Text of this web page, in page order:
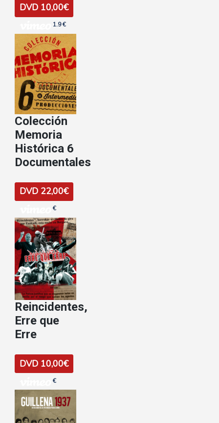
DVD 10,00€
1.9 €
Colección
Memoria
Histórica 6
Documentales
DVD 22,00€
€
Reincidentes,
Erre que
Erre
DVD 10,00€
€